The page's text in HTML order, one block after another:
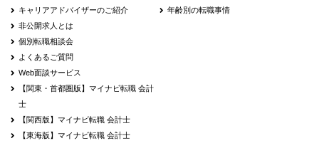
キャリアアドバイザーのご紹介
非公開求人とは
個別転職相談会
よくあるご質問
Web面談サービス
【関東・首都圏版】マイナビ転職 会計
士
【関西版】マイナビ転職 会計士
【東海版】マイナビ転職 会計士
年齢別の転職事情